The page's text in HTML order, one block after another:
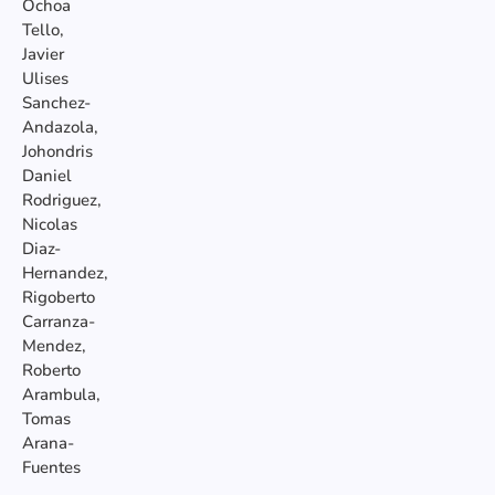
Ochoa
Tello,
Javier
Ulises
Sanchez-
Andazola,
Johondris
Daniel
Rodriguez,
Nicolas
Diaz-
Hernandez,
Rigoberto
Carranza-
Mendez,
Roberto
Arambula,
Tomas
Arana-
Fuentes